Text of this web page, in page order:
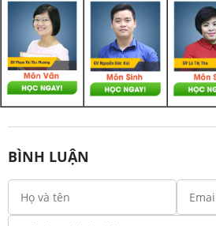
BÌNH LUẬN